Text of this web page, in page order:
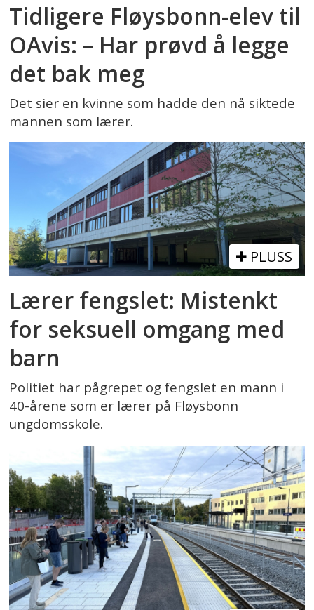
Tidligere Fløysbonn-elev til
OAvis: – Har prøvd å legge
det bak meg
Det sier en kvinne som hadde den nå siktede
mannen som lærer.
PLUSS
Lærer fengslet: Mistenkt
for seksuell omgang med
barn
Politiet har pågrepet og fengslet en mann i
40-årene som er lærer på Fløysbonn
ungdomsskole.